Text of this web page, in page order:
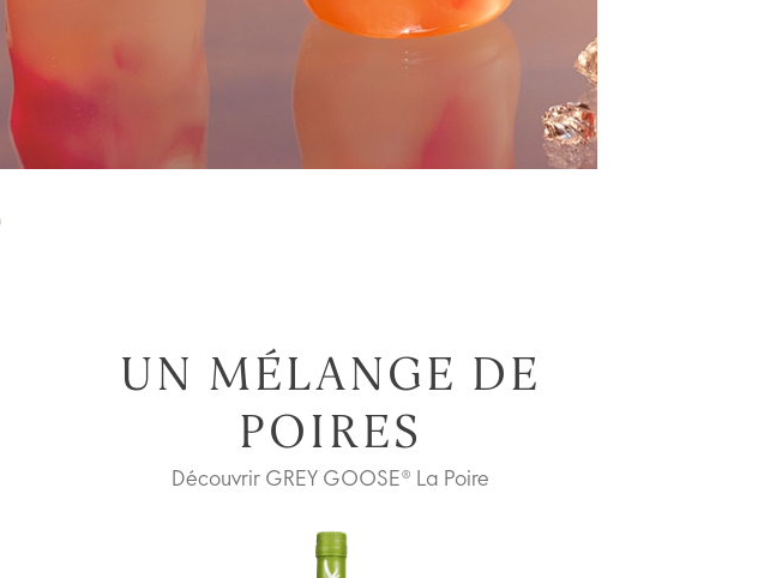
UN MÉLANGE DE
POIRES
Découvrir GREY GOOSE® La Poire